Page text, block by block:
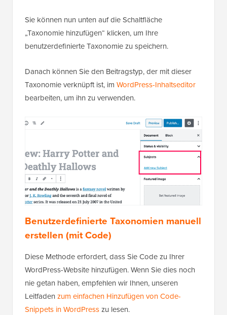
Sie können nun unten auf die Schaltfläche
„Taxonomie hinzufügen“ klicken, um Ihre
benutzerdefinierte Taxonomie zu speichern.
Danach können Sie den Beitragstyp, der mit dieser
Taxonomie verknüpft ist, im WordPress-Inhaltseditor
bearbeiten, um ihn zu verwenden.
Benutzerdefinierte Taxonomien manuell
erstellen (mit Code)
Diese Methode erfordert, dass Sie Code zu Ihrer
WordPress-Website hinzufügen. Wenn Sie dies noch
nie getan haben, empfehlen wir Ihnen, unseren
Leitfaden zum einfachen Hinzufügen von Code-
Snippets in WordPresszu lesen.